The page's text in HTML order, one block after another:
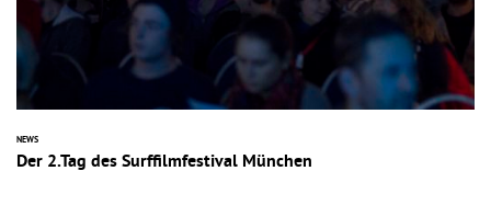
NEWS
Der 2.Tag des Surffilmfestival München